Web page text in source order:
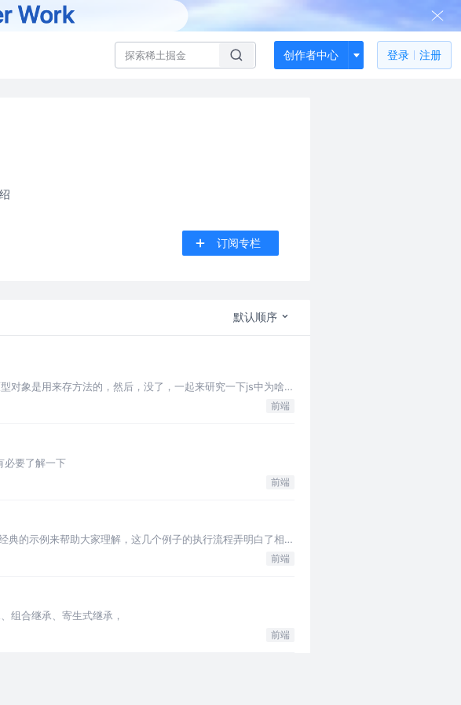
创作者中心 登录 注册
订阅专栏
默认顺序
对象是用来存方法的，然后，没了，一起来研究一下js中为啥要
前端
必要了解一下
前端
的示例来帮助大家理解，这几个例子的执行流程弄明白了相信
前端
组合继承、寄生式继承，
前端